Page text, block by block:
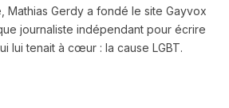
Mathias Gerdy a fondé le site Gayvox
journaliste indépendant pour écrire
lui tenait à cœur : la cause LGBT.